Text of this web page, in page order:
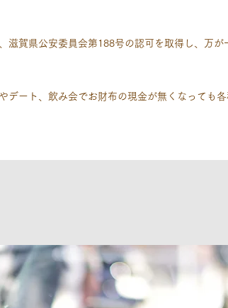
滋賀県公安委員会第188号の認可を取得し、万が
デート、飲み会でお財布の現金が無くなっても